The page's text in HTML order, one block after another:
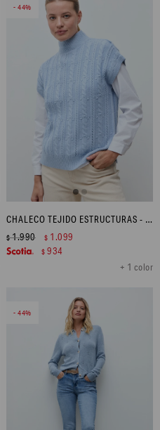
44
CHALECO TEJIDO ESTRUCTURAS - CELESTE MELANGE
+ 1 color
$1.990 $ 1.099
$ 934
44